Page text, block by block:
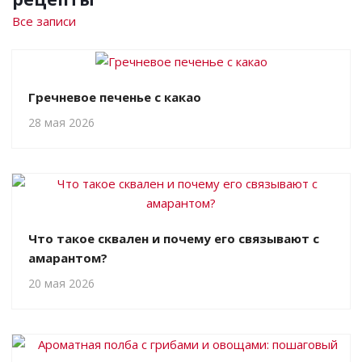
Все записи
Гречневое печенье с какао
28 мая 2026
Что такое сквален и почему его связывают с
амарантом?
20 мая 2026